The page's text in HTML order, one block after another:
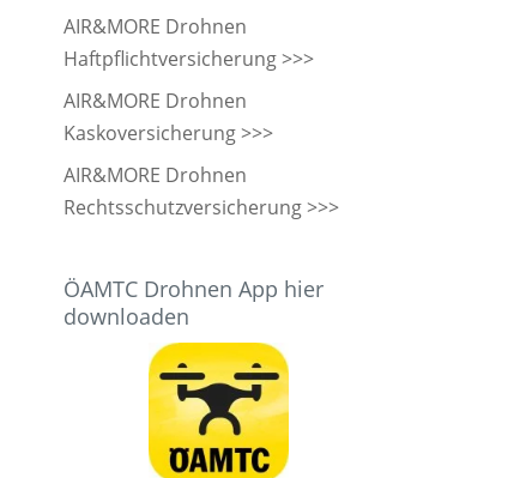
AIR&MORE Drohnen
Haftpflichtversicherung >>>
AIR&MORE Drohnen
Kaskoversicherung >>>
AIR&MORE Drohnen
Rechtsschutzversicherung >>>
ÖAMTC Drohnen App hier
downloaden